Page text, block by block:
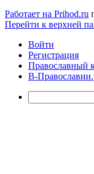
Работает на Prihod.ru
Перейти к верхней
Войти
Регистрация
Православный
В-